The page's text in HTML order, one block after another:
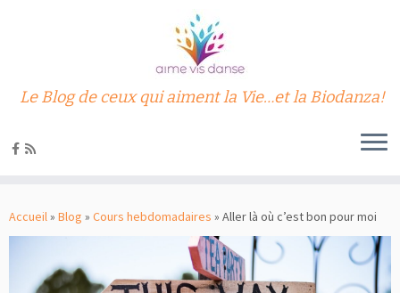
au
contenu
Le Blog de ceux qui aiment la Vie…et la Biodanza!
Accueil» Blog » Cours hebdomadaires » Aller là où c’est bon pour moi